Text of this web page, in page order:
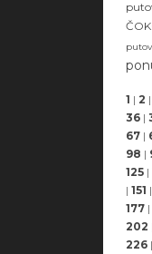
1 | 2 |
36 |
67 |
98 |
125 |
| 151 |
177 |
202
226 |